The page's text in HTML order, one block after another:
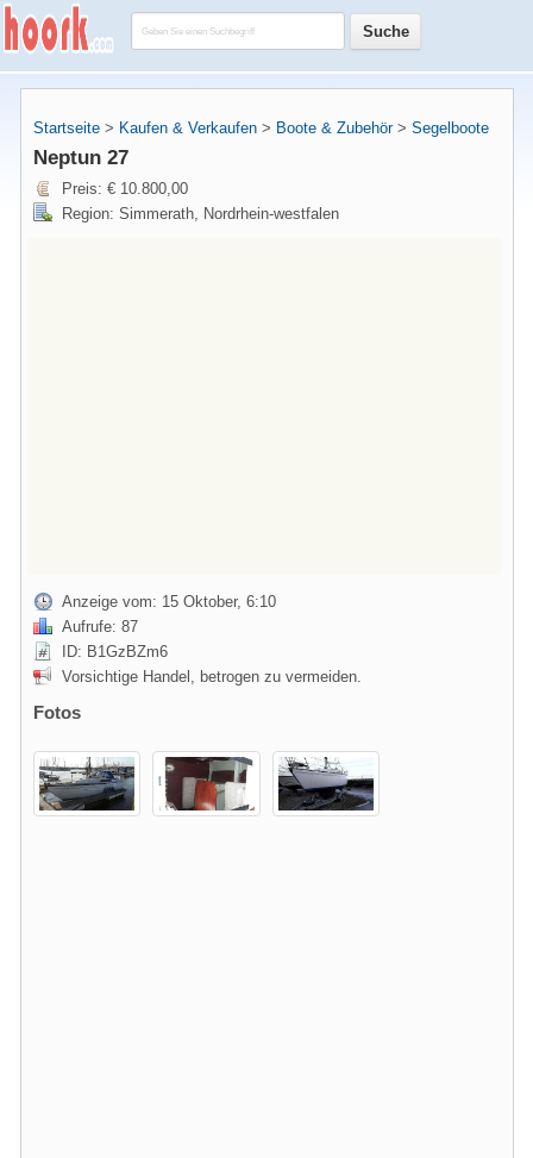
Startseite > Kaufen & Verkaufen > Boote & Zubehör> Segelboote
Neptun 27
Preis: € 10.800,00
Region: Simmerath, Nordrhein-westfalen
Anzeige vom: 15 Oktober, 6:10
Aufrufe: 87
ID: B1GzBZm6
Vorsichtige Handel, betrogen zu vermeiden.
Fotos